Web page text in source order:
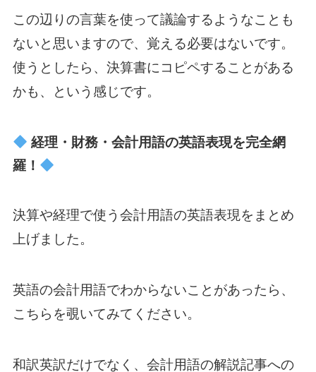
この辺りの言葉を使って議論するようなことも
ないと思いますので、覚える必要はないです。
使うとしたら、決算書にコピペすることがある
かも、という感じです。
経理・財務・会計用語の英語表現を完全網
羅！
決算や経理で使う会計用語の英語表現をまとめ
上げました。
英語の会計用語でわからないことがあったら、
こちらを覗いてみてください。
和訳英訳だけでなく、会計用語の解説記事への